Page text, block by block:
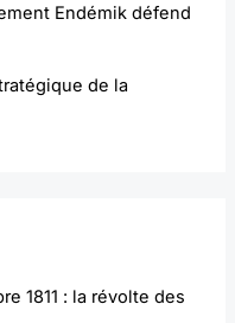
Endémik défend
de la
1811 : la révolte des